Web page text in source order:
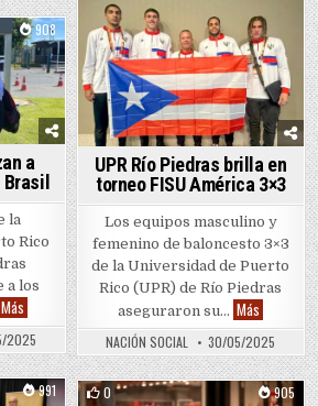
Posted in
UPR Río Piedras brilla en
torneo FISU América 3×3
Los equipos masculino y
femenino de baloncesto 3×3
de la Universidad de Puerto
Rico (UPR) de Río Piedras
aseguraron su… Más UPR
NACIÓN SOCIAL 30/05/2025
908
a
Brasil
la
Rico
a los
MásJerezanas avanzan a cuartos de final en Brasil
2025
991 0 905